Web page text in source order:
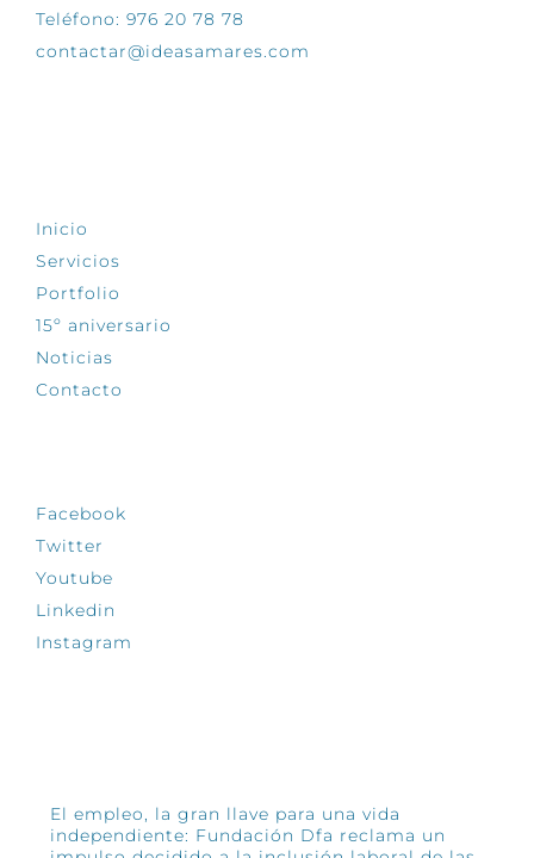
Teléfono: 976 20 78 78
contactar@ideasamares.com
Inicio
Servicios
Portfolio
15º aniversario
Noticias
Contacto
Facebook
Twitter
Youtube
Linkedin
Instagram
El empleo, la gran llave para una vida
independiente: Fundación Dfa reclama un